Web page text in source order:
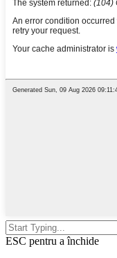
ESC pentru a închide